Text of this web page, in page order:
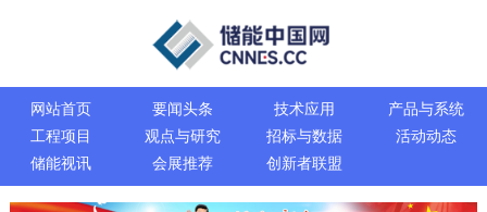
网站首页 要闻头条 技术应用
产品与系统
工程项目
观点与研究 招标与数据
活动动态
储能视讯
会展推荐 创新者联盟